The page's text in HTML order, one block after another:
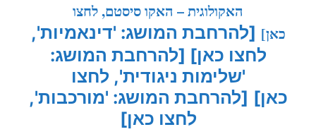
האקולוגית – האקו סיסטם, לחצו
כאן] [להרחבת המושג: 'דינאמיות',
לחצו כאן] [להרחבת המושג:
'שלימות ניגודית', לחצו
כאן] [להרחבת המושג: 'מורכבות',
לחצו כאן]